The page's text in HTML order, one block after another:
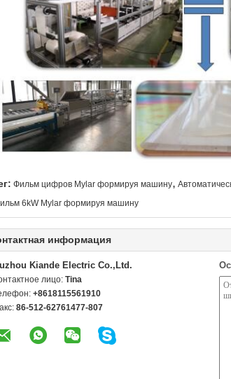
Фильм цифров Mylar формируя машину,
6kW Mylar формируя машину
информация
Kiande Electric Co.,Ltd.
лицо: Tina
+8618115561910
86-512-62761477-807